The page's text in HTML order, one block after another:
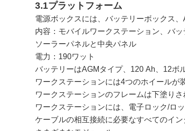
3.1プラットフォーム
電源ボックスには、バッテリーボックス
内容：モバイルワークステーション、バ
ソーラーパネルと中央パネル
電力：190ワット
バッテリーはAGMタイプ、120 Ah、12ボ
ワークステーションには4つのホイールが
ワークステーションのフレームは下塗りさ
ワークステーションには、電子ロック/ロ
ケーブルの相互接続に必要なすべてのイ